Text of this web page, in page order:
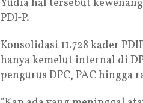
Yudia hal tersebut
PDI-P.
Konsolidasi 11.728 kader
hanya kemelut internal di
pengurus DPC, PAC hingga